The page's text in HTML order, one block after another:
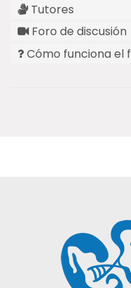
Tutores
Foro de discusión
Cómo funciona el